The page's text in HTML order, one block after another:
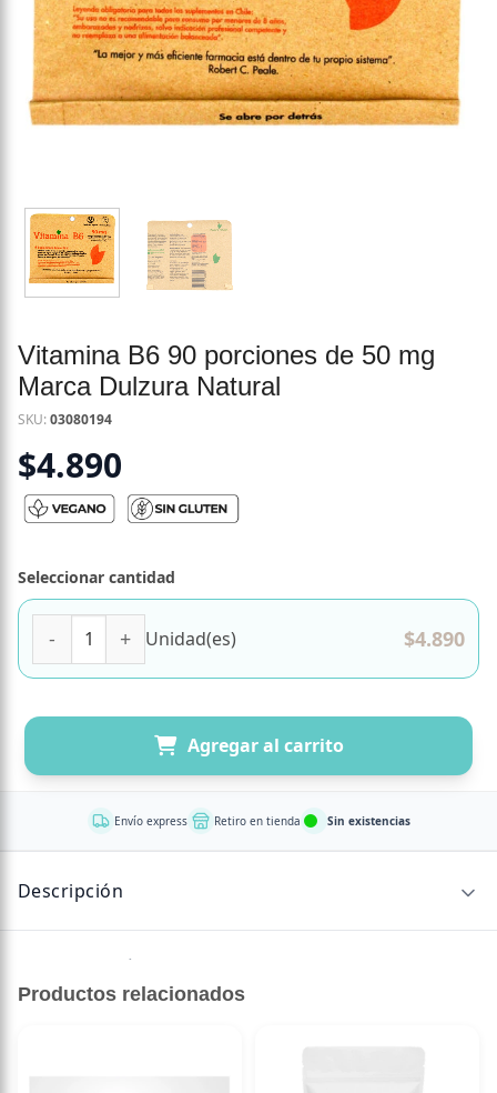
Vitamina B6 90 porciones de 50 mg
Marca Dulzura Natural
SKU:03080194
$4.890
Seleccionar cantidad
Unidad(es) $4.890
Agregar al carrito
Envío express Retiro en tienda Sin existencias
Descripción
Sin descripción disponible.
Productos relacionados